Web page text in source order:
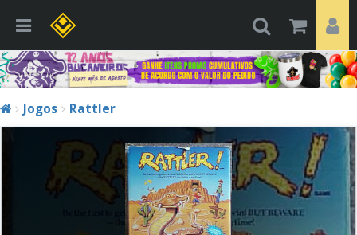
Jogos Rattler